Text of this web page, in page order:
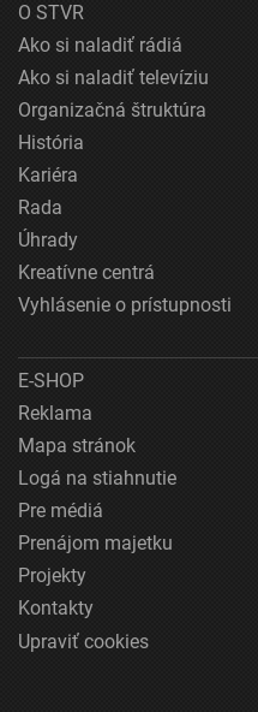
O STVR
Ako si naladiť rádiá
Ako si naladiť televíziu
Organizačná štruktúra
História
Kariéra
Rada
Úhrady
Kreatívne centrá
Vyhlásenie o prístupnosti
E-SHOP
Reklama
Mapa stránok
Logá na stiahnutie
Pre médiá
Prenájom majetku
Projekty
Kontakty
Upraviť cookies